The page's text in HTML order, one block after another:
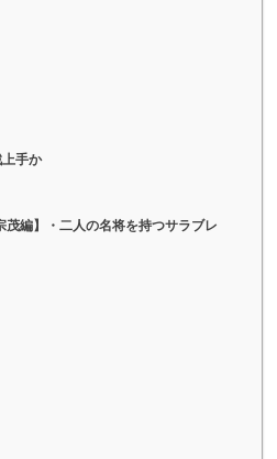
手か
茂編】・二人の名将を持つサラブレ